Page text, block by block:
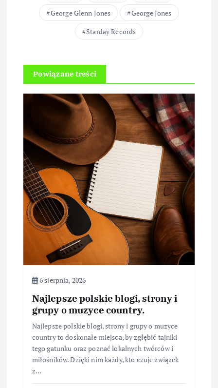
George Glenn Jones
George Jones
Starday Records
Powiązane treści
6 sierpnia, 2026
Najlepsze polskie blogi, strony i
grupy o muzyce country.
Najlepsze polskie blogi, strony i grupy o muzyce
country to doskonałe miejsca, by zgłębić tajniki
tego gatunku oraz poznać lokalnych twórców i
miłośników. Dzięki nim każdy, kto czuje związek
z…